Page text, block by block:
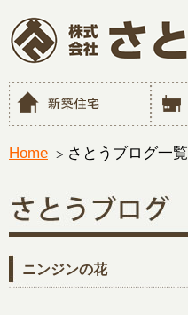
Home さとうブログ一覧
ニンジンの花